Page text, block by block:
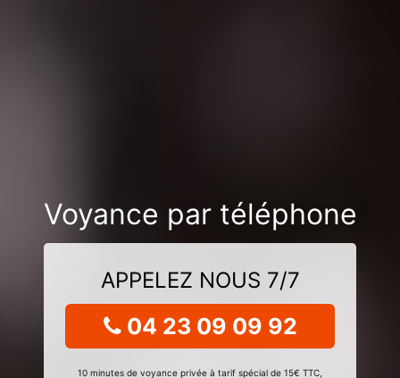
Voyance par téléphone
APPELEZ NOUS 7/7
04 23 09 09 92
10 minutes de voyance privée à tarif spécial de 15€ TTC,